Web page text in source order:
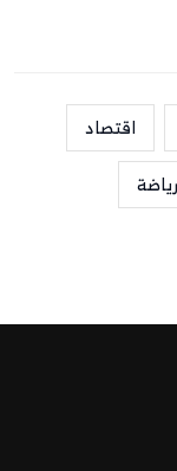
اقتصاد
رياضة